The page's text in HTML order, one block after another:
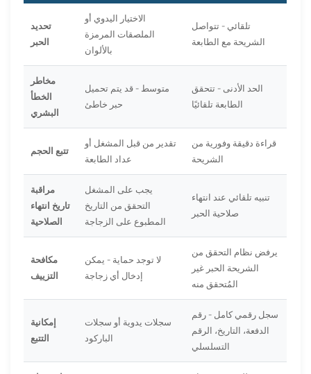
تحديد
الحبر
الاختيار اليدوي أو
الملصقات المرمزة
بالألوان
تلقائي - تتواصل
الشريحة مع الطابعة
مخاطر
الخطأ
البشري
متوسط ​​- قد يتم تحميل
حبر خاطئ
الحد الأدنى - تتحقق
الطابعة تلقائيًا
تتبع الحجم
تقدير من قبل المشغل أو
عداد الطابعة
قراءة دقيقة وفورية من
الشريحة
مراقبة
تاريخ انتهاء
الصلاحية
يجب على المشغل
التحقق من التاريخ
المطبوع على الزجاجة
تنبيه تلقائي عند انتهاء
صلاحية الحبر
مكافحة
التزييف
لا توجد حماية - يمكن
إدخال أي زجاجة
يرفض نظام التحقق من
الشريحة الحبر غير
المُتحقق منه
إمكانية
التتبع
سجلات يدوية أو سجلات
الباركود
سجل رقمي كامل - رقم
الدفعة، التاريخ، الرقم
التسلسلي